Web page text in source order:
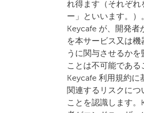
れ得ます（それぞれ
ー」といいます。）
Keycafe が、開発者
を本サービス又は機
うに関与させるかを
ことは不可能である
Keycafe 利用規約に
関連するリスクにつ
ことを認識します。